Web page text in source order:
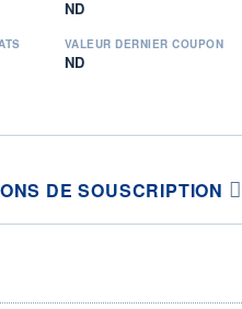
ND
VALEUR DERNIER COUPON
ND
DE SOUSCRIPTION